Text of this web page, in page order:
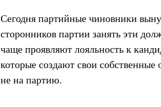
Сегодня партийные чиновники
сторонников партии занять эти
чаще проявляют лояльность к
которые создают свои собственные
не на партию.